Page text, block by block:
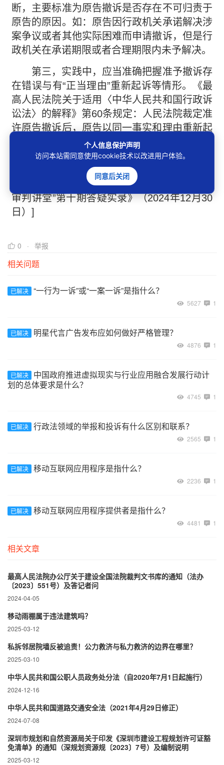
断，主要标准为原告撤诉是否存在不可归责于
原告的原因。如：原告因行政机关承诺解决涉
案争议或者其他实际困难而申请撤诉，但是行
政机关在承诺期限或者合理期限内未予解决。
第三，实践中，应当准确把握准予撤诉存
在错误与有“正当理由”重新起诉等情形。《最
高人民法院关于适用〈中华人民共和国行政诉
讼法〉的解释》第60条规定：人民法院裁定准
许原告撤诉后，原告以同一事实和理由重新起
诉的，人民法院不予立案。准予撤诉的裁定确
有错误，原告申请再审的，人民法院应当通过
审判监督程序撤销原准予撤诉的裁定，重新对
案件进行审理。[来源于《最高人民法院“行政
审判讲堂”第十期答疑实录》（2024年12月30
日）]
0 举报
相关问题
已解决 “一行为一诉”或“一案一诉”是指什么？
5627 1
已解决 明星代言广告发布应如何做好严格管理？
4876 1
已解决
中国政府推进虚拟现实与行业应用融合发展行动计
划的总体要求是什么？
4745 1
已解决 行政法领域的举报和投诉有什么区别和联系？
2565 1
已解决 移动互联网应用程序是指什么？
2236 1
已解决 移动互联网应用程序提供者是指什么？
4481 1
相关文章
最高人民法院办公厅关于建设全国法院裁判文书库的通知（法办
〔2023〕551号）及答记者问
2024-04-05
移动雨棚属于违法建筑吗？
2025-03-12
私拆邻居院墙反被追责！公力救济与私力救济的边界在哪里？‌
2025-03-10
中华人民共和国公职人员政务处分法（自2020年7月1日起施行）
2024-12-16
中华人民共和国道路交通安全法（2021年4月29日修正）
2024-07-08
深圳市规划和自然资源局关于印发《深圳市建设工程规划许可证豁
免清单》的通知（深规划资源规〔2023〕7号）及编制说明
2025-03-12
个人信息保护声明
访问本站需同意使用cookie技术以改进用户体验。
同意后关闭